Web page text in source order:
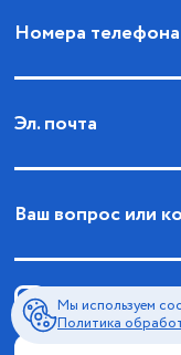
Номера телефона
Эл. почта
Ваш вопрос или
Соглашаюсь с
данных
Мы используем
Политика